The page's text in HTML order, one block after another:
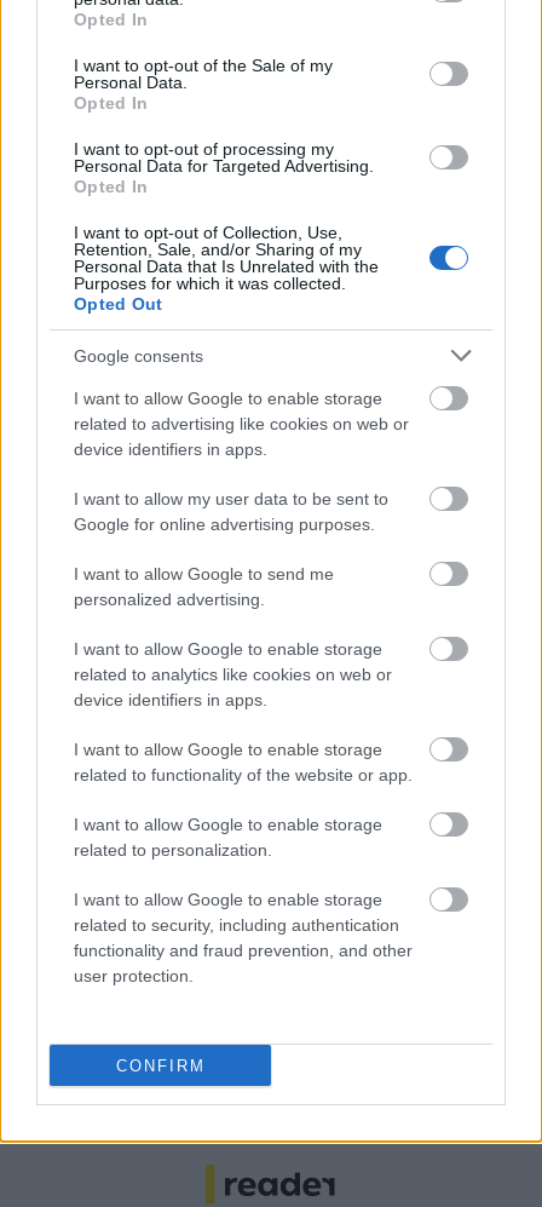
grant or deny consent to Google and its third-party tags to
use your data for below specified purposes in below Google
consent section.
Opted In
I want to opt-out of the Sale of my
Personal Data.
Opted In
I want to opt-out of processing my
Personal Data for Targeted Advertising.
Opted In
I want to opt-out of Collection, Use,
Retention, Sale, and/or Sharing of my
Personal Data that Is Unrelated with the
Purposes for which it was collected.
Opted Out
Google consents
I want to allow Google to enable storage
related to advertising like cookies on web or
device identifiers in apps.
I want to allow my user data to be sent to
Google for online advertising purposes.
I want to allow Google to send me
personalized advertising.
I want to allow Google to enable storage
related to analytics like cookies on web or
device identifiers in apps.
I want to allow Google to enable storage
related to functionality of the website or app.
I want to allow Google to enable storage
related to personalization.
I want to allow Google to enable storage
related to security, including authentication
functionality and fraud prevention, and other
user protection.
CONFIRM
BEST OF INTERNET
Λιβάι Γκαρσία - Παναθηναϊκός: Τα οικονομικά δεδομένα του
σπουδαίου deal